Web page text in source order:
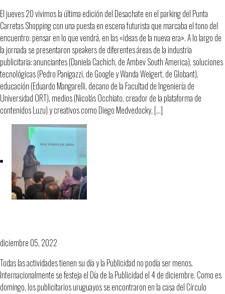
El jueves 20 vivimos la última edición del Desachate en el parking del Punta
Carretas Shopping con una puesta en escena futurista que marcaba el tono del
encuentro: pensar en lo que vendrá, en las «ideas de la nueva era». A lo largo de
la jornada se presentaron speakers de diferentes áreas de la industria
publicitaria: anunciantes (Daniela Cachich, de Ambev South America), soluciones
tecnológicas (Pedro Panigazzi, de Google y Wanda Weigert, de Globant),
educación (Eduardo Mangarelli, decano de la Facultad de Ingeniería de
Universidad ORT), medios (Nicolás Occhiato, creador de la plataforma de
contenidos Luzu) y creativos como Diego Medvedocky, […]
diciembre 05, 2022
Todas las actividades tienen su día y la Publicidad no podía ser menos.
Internacionalmente se festeja el Día de la Publicidad el 4 de diciembre. Como es
domingo, los publicitarios uruguayos se encontraron en la casa del Círculo